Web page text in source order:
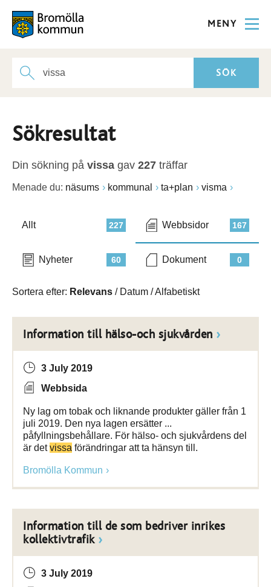
MENY
Sökresultat
Din sökning på vissa gav 227 träffar
Menade du: näsums kommunal ta+plan visma
227
Allt 167
Webbsidor
60
Nyheter 0
Dokument
Sortera efter: Relevans / Datum /Alfabetiskt
Information till hälso-och sjukvården
3 July 2019
Webbsida
Ny lag om tobak och liknande produkter gäller från 1
juli 2019. Den nya lagen ersätter ...
påfyllningsbehållare. För hälso- och sjukvårdens del
är detvissa förändringar att ta hänsyn till.
Bromölla Kommun
Information till de som bedriver inrikes
kollektivtrafik
3 July 2019